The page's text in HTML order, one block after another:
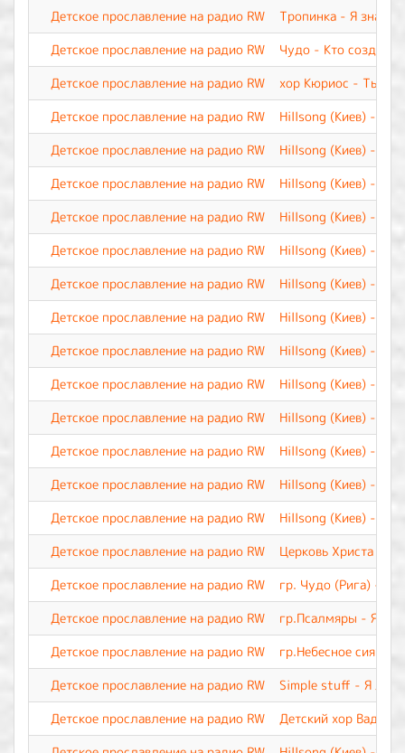
Детское прославление на радио RW
Тропинка - Я знаю
Детское прославление на радио RW
Чудо - Кто создал
Детское прославление на радио RW
хор Кюриос - Ты
Детское прославление на радио RW
Hillsong (Киев) - Я
Детское прославление на радио RW
Hillsong (Киев) - Я
Детское прославление на радио RW
Hillsong (Киев) - Ты
Детское прославление на радио RW
Hillsong (Киев) -
Детское прославление на радио RW
Hillsong (Киев) -
Детское прославление на радио RW
Hillsong (Киев) -
Детское прославление на радио RW
Hillsong (Киев) -
Детское прославление на радио RW
Hillsong (Киев) -
Детское прославление на радио RW
Hillsong (Киев) -
Детское прославление на радио RW
Hillsong (Киев) -
Детское прославление на радио RW
Hillsong (Киев) -
Детское прославление на радио RW
Hillsong (Киев) -
Детское прославление на радио RW
Hillsong (Киев) -
Детское прославление на радио RW
Церковь Христа -
Детское прославление на радио RW
гр. Чудо (Рига) -
Детское прославление на радио RW
гр.Псалмяры - Я
Детское прославление на радио RW
гр.Небесное
Детское прославление на радио RW
Simple stuff - Я
Детское прославление на радио RW
Детский хор Вадима